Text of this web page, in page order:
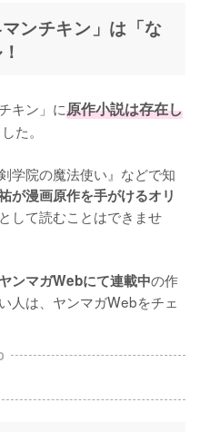
ンチキン」は「な
キン」に原作小説は存在し
た。
学院の魔法使い』などで知
が漫画原作を手がけるオリ
して読むことはできませ
ヤンマガWebにて連載中の作
人は、ヤンマガWebをチェ